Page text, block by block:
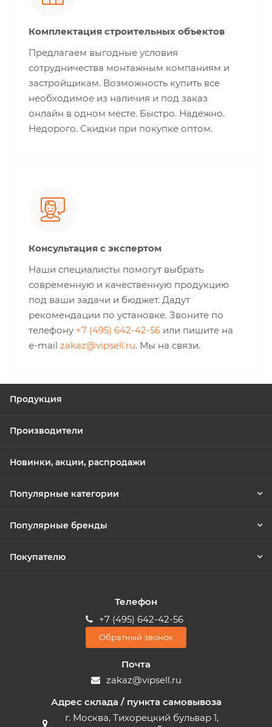
Комплектация строительных объектов
Предлагаем выгодные условия
сотрудничества монтажным компаниям и
застройщикам. Возможность купить все
необходимое из наличия и под заказ
онлайн в одном месте. Быстро. Надежно.
Недорого. Скидки при покупке оптом.
Консультация с экспертом
Наши специалисты помогут выбрать
современную и качественную продукцию
под ваши задачи и бюджет. Дадут
рекомендации по установке. Звоните по
телефону +7 (495) 642-42-56 или пишите на
e-mail zakaz@vipsell.ru. Мы на связи.
Продукция
Производители
Новинки, акции, распродажи
Популярные категории
Популярные бренды
Покупателю
Телефон
+7 (495) 642-42-56
Обратный звонок
Почта
zakaz@vipsell.ru
Адрес склада / пункта самовывоза
г. Москва, Тихорецкий бульвар 1,